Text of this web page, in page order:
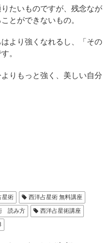
たいものですが、残念なが
とができないもの。
より強くなれるし、「その
。
りもっと強く、美しい自分
星術
西洋占星術 無料講座
読み方
西洋占星術講座